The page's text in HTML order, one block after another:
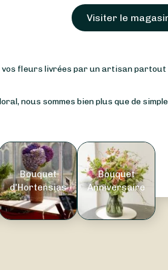
Visiter le
vos fleurs livrées par un artisan partout
nous sommes bien plus que de
Bouquet
d'Hortensias
Bouquet
Anniversaire